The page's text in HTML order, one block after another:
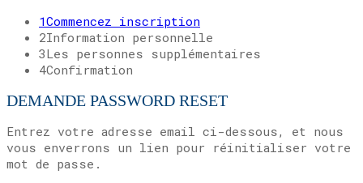
1Commencez inscription
2Information personnelle
3Les personnes supplémentaires
4Confirmation
DEMANDE PASSWORD RESET
Entrez votre adresse email ci-dessous, et nous
vous enverrons un lien pour réinitialiser votre
mot de passe.